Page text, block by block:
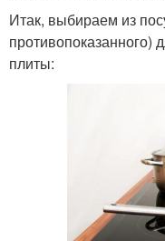
Итак, выбираем из
противопоказанного)
плиты: